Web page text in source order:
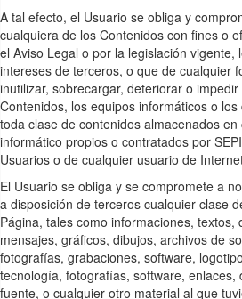
A tal efecto, el Usuario se obliga y
cualquiera de los Contenidos con fines o
el Aviso Legal o por la legislación vigente,
intereses de terceros, o que de cualquier
inutilizar, sobrecargar, deteriorar o
Contenidos, los equipos informáticos o
toda clase de contenidos almacenados
informático propios o contratados por
Usuarios o de cualquier usuario de
El Usuario se obliga y se compromete a
a disposición de terceros cualquier clase
Página, tales como informaciones, textos,
mensajes, gráficos, dibujos, archivos de
fotografías, grabaciones, software,
tecnología, fotografías, software, enlaces,
fuente, o cualquier otro material al que